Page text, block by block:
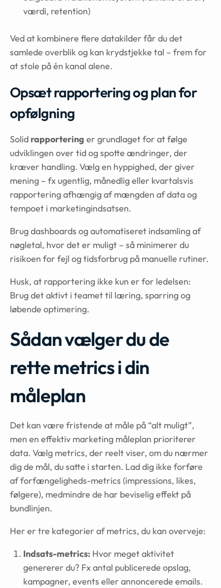
værdi, retention)
Ved at kombinere flere datakilder får du det
samlede overblik og kan krydstjekke tal – frem for
at stole på én kanal alene.
Opsæt rapportering og plan for
opfølgning
Solid rapportering er grundlaget for at følge
udviklingen over tid og spotte ændringer, der
kræver handling. Vælg en hyppighed, der giver
mening – fx ugentlig, månedlig eller kvartalsvis
rapportering afhængig af mængden af data og
tempoet i marketingindsatsen.
Brug dashboards og automatiseret indsamling af
nøgletal, hvor det er muligt – så minimerer du
risikoen for fejl og tidsforbrug på manuelle rutiner.
Husk, at rapportering ikke kun er for ledelsen:
Brug det aktivt i teamet til læring, sparring og
løbende optimering.
Sådan vælger du de
rette metrics i din
måleplan
Det kan være fristende at måle på “alt muligt”,
men en effektiv marketing måleplan prioriterer
data. Vælg metrics, der reelt viser, om du nærmer
dig de mål, du satte i starten. Lad dig ikke forføre
af forfængeligheds-metrics (impressions, likes,
følgere), medmindre de har beviselig effekt på
bundlinjen.
Her er tre kategorier af metrics, du kan overveje:
Indsats-metrics: Hvor meget aktivitet
genererer du? Fx antal publicerede opslag,
kampagner, events eller annoncerede emails.